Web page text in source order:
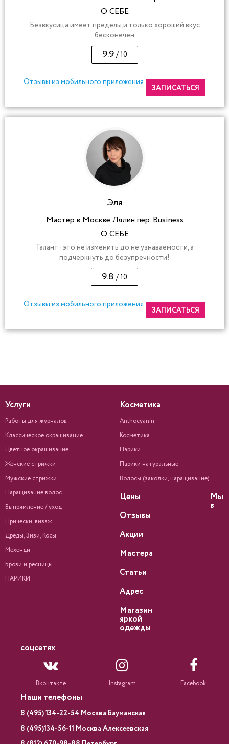
О СЕБЕ
Безвкусица имеет пределы,и только хороший вкус
бесконечен
9.9 / 10
Отзывы из мобильного приложения
ЗАПИСАТЬСЯ
Эля
Мастер в Москве Лялин пер. Business
О СЕБЕ
Талант - это не изменить до не узнаваемости, а
подчеркнуть до безупречности!
9.8 / 10
Отзывы из мобильного приложения
ЗАПИСАТЬСЯ
Услуги
Работы для журналов
Классическое окрашивание
Цветное окрашивание
Женские стрижки
Мужские стрижки
Наращивание волос
Выпрямление / уход
Прически, визаж
Дреды, Зизи, Косы
Мехенди
Брови и ресницы
ПАРИКИ
Косметика
Anthocyanin
Косметика
Парики
Парики натуральные
Волосы (заколки, наращивание)
Цены
Отзывы
Акции
Мастера
Статьи
Адрес
Магазин
яркой
одежды
Мы
в
соцсетях
Вконтакте Instagram Facebook
Наши телефоны
8 (495) 134-22-54 Москва Бауманская
8 (495)134-56-11 Москва Алексеевская